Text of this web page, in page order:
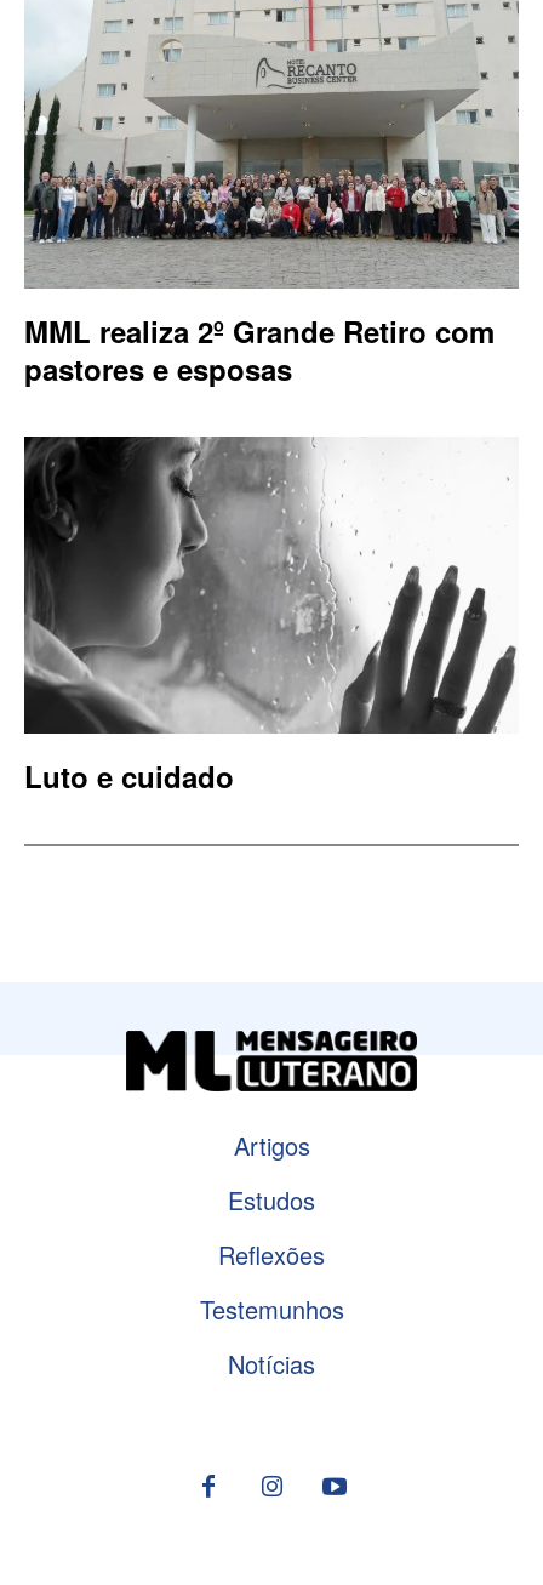
MML realiza 2º Grande Retiro com
pastores e esposas
Luto e cuidado
Artigos
Estudos
Reflexões
Testemunhos
Notícias